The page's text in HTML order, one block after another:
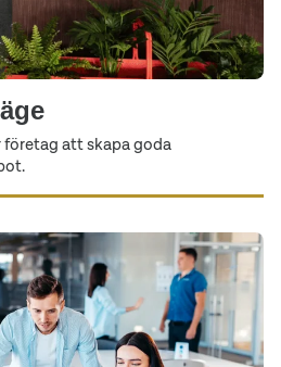
att skapa goda